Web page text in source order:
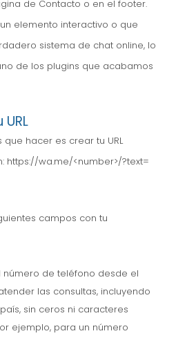
de Contacto o en el footer.
elemento interactivo o que
sistema de chat online, lo
de los plugins que acabamos
hacer es crear tu URL
https://wa.me/<number>/?text=
campos con tu
número de teléfono desde el
las consultas, incluyendo
sin ceros ni caracteres
ejemplo, para un número